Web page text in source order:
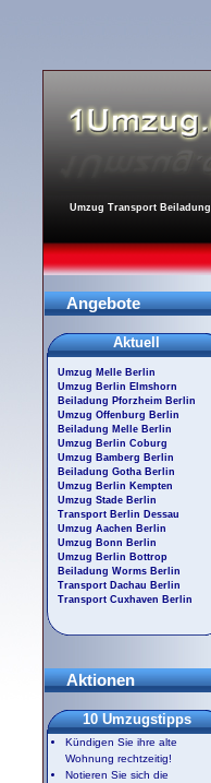
Umzug Transport Beiladung
Angebote
Aktuell
Umzug Melle Berlin
Umzug Berlin Elmshorn
Beiladung Pforzheim Berlin
Umzug Offenburg Berlin
Beiladung Melle Berlin
Umzug Berlin Coburg
Umzug Bamberg Berlin
Beiladung Gotha Berlin
Umzug Berlin Kempten
Umzug Stade Berlin
Transport Berlin Dessau
Umzug Aachen Berlin
Umzug Bonn Berlin
Umzug Berlin Bottrop
Beiladung Worms Berlin
Transport Dachau Berlin
Transport Cuxhaven Berlin
Aktionen
10 Umzugstipps
Kündigen Sie ihre alte
Wohnung rechtzeitig!
Notieren Sie sich die